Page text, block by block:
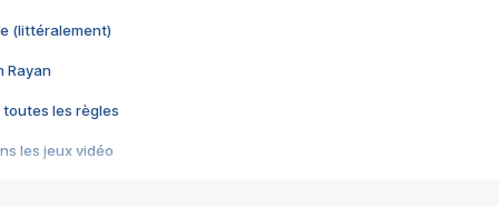
(littéralement)
Rayan
toutes les règles
les jeux vidéo